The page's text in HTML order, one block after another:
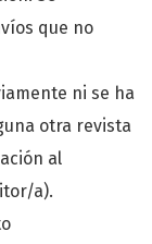
que no
ni se ha
otra revista
al
a).